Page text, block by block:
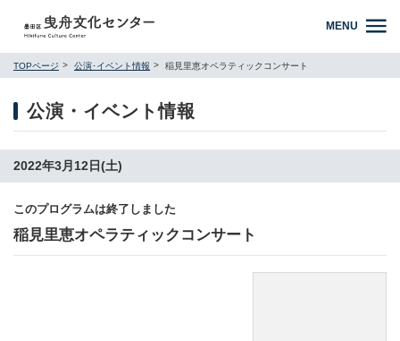
MENU
TOPページ 公演･イベント情報 稲見里恵オペラティックコンサート
公演・イベント情報
2022年3月12日(土)
このプログラムは終了しました
稲見里恵オペラティックコンサート